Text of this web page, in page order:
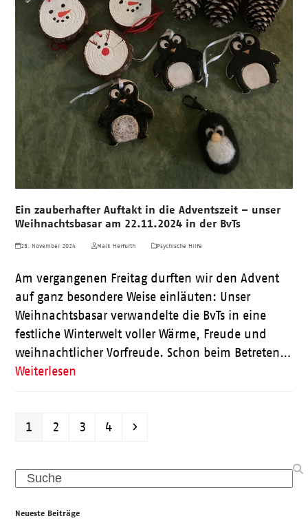
Ein zauberhafter Auftakt in die Adventszeit – unser
Weihnachtsbasar am 22.11.2024 in der BvTs
25. November 2024 Maik Herfurth Psychische Hilfe
Am vergangenen Freitag durften wir den Advent
auf ganz besondere Weise einläuten: Unser
Weihnachtsbasar verwandelte die BvTs in eine
festliche Winterwelt voller Wärme, Freude und
weihnachtlicher Vorfreude. Schon beim Betreten…
Weiterlesen
Seite
1 Seite
2 Seite
3 Seite
4 Vorwärts
Search
Neueste Beiträge